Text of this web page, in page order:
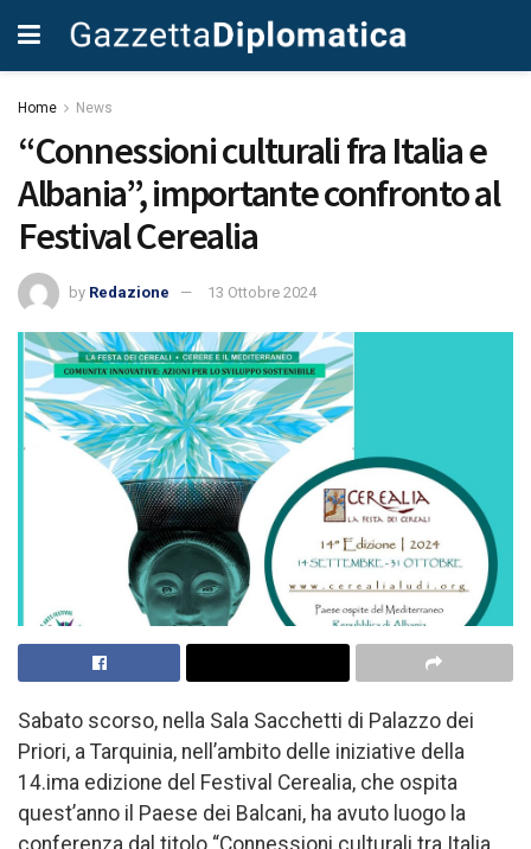
Home News
“Connessioni culturali fra Italia e
Albania”, importante confronto al
Festival Cerealia
by Redazione 13 Ottobre 2024
Sabato scorso, nella Sala Sacchetti di Palazzo dei
Priori, a Tarquinia, nell’ambito delle iniziative della
14.ima edizione del Festival Cerealia, che ospita
quest’anno il Paese dei Balcani, ha avuto luogo la
conferenza dal titolo “Connessioni culturali tra Italia